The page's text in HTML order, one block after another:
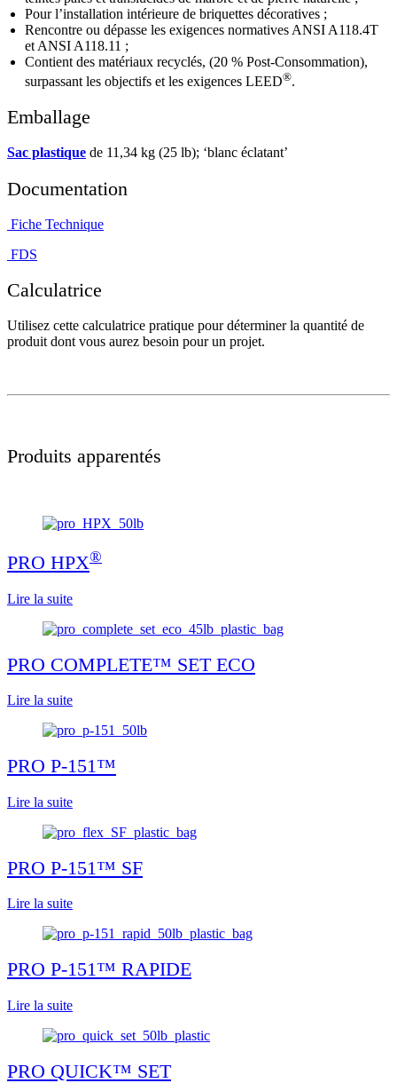
Pour l’installation intérieure de briquettes décoratives ;
Rencontre ou dépasse les exigences normatives ANSI A118.4T
et ANSI A118.11 ;
Contient des matériaux recyclés, (20 % Post-Consommation),
surpassant les objectifs et les exigences LEED®.
Emballage
Sac plastique de 11,34 kg (25 lb); ‘blanc éclatant’
Documentation
Fiche Technique
FDS
Calculatrice
Utilisez cette calculatrice pratique pour déterminer la quantité de
produit dont vous aurez besoin pour un projet.
Produits apparentés
PRO HPX®
Lire la suite
PRO COMPLETE™ SET ECO
Lire la suite
PRO P-151™
Lire la suite
PRO P-151™ SF
Lire la suite
PRO P-151™ RAPIDE
Lire la suite
PRO QUICK™ SET